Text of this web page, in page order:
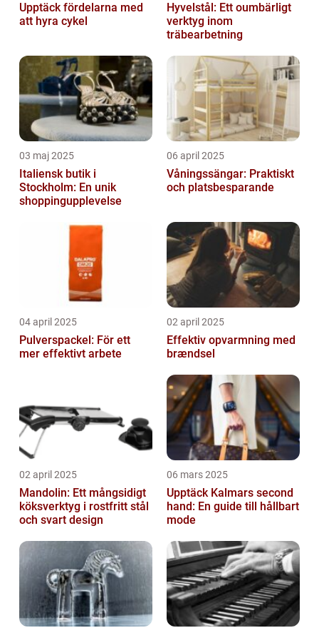
Upptäck fördelarna med
att hyra cykel
Hyvelstål: Ett oumbärligt
verktyg inom
träbearbetning
03 maj 2025
Italiensk butik i
Stockholm: En unik
shoppingupplevelse
06 april 2025
Våningssängar: Praktiskt
och platsbesparande
04 april 2025
Pulverspackel: För ett
mer effektivt arbete
02 april 2025
Effektiv opvarmning med
brændsel
02 april 2025
Mandolin: Ett mångsidigt
köksverktyg i rostfritt stål
och svart design
06 mars 2025
Upptäck Kalmars second
hand: En guide till hållbart
mode